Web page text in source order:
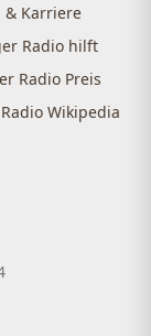
& Karriere
Radio hilft
Radio Preis
Wikipedia